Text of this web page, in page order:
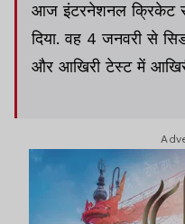
आज इंटरनेशनल क्रिकेट से
दिया. वह 4 जनवरी से
और आखिरी टेस्ट में